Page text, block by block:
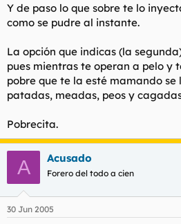
Y de paso lo que sobre te lo
como se pudre al instante.
La opción que indicas (la
pues mientras te operan a pelo y
pobre que te la esté mamando
patadas, meadas, peos y
Pobrecita.
A Acusado
Forero del todo a cien
30 Jun 2005